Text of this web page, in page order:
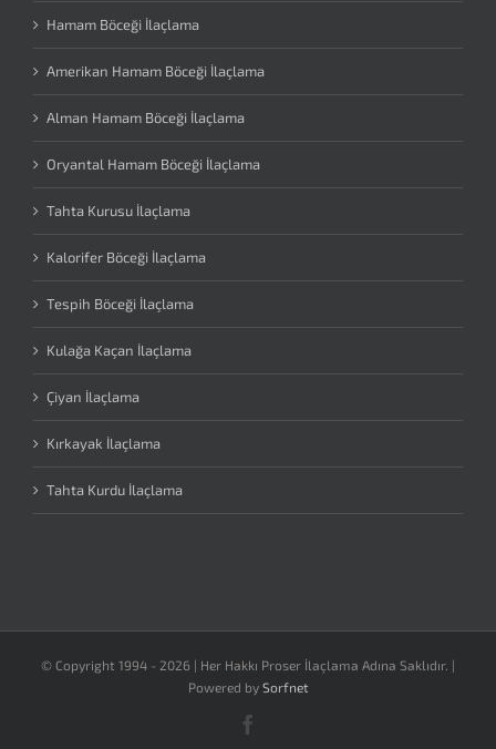
Hamam Böceği İlaçlama
Amerikan Hamam Böceği İlaçlama
Alman Hamam Böceği İlaçlama
Oryantal Hamam Böceği İlaçlama
Tahta Kurusu İlaçlama
Kalorifer Böceği İlaçlama
Tespih Böceği İlaçlama
Kulağa Kaçan İlaçlama
Çiyan İlaçlama
Kırkayak İlaçlama
Tahta Kurdu İlaçlama
© Copyright 1994 - 2026 | Her Hakkı Proser İlaçlama Adına Saklıdır. |
Powered by Sorfnet